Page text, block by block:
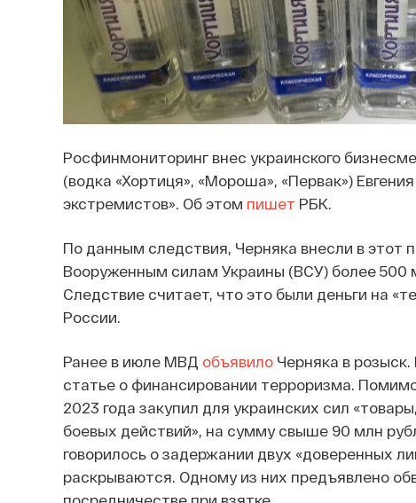
Росфинмониторинг внес украинского
(водка «Хортиця», «Мороша», «Первак»)
экстремистов». Об этом пишет РБК.
По данным следствия, Черняка внесли в этот
Вооруженным силам Украины (ВСУ) более 500
Следствие считает, что это были деньги на
России.
Ранее в июле МВД объявилоЧерняка в розыск.
статье о финансировании терроризма.
2023 года закупил для украинских сил
боевых действий», на сумму свыше 90 млн
говорилось о задержании двух «доверенных
раскрываются. Одному из них предъявлено
посредничестве при взятке.